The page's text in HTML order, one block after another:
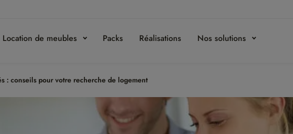
Location de meubles Packs Réalisations Nos solutions
: conseils pour votre recherche de logement